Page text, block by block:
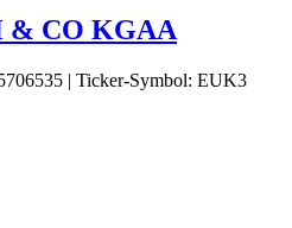
& CO KGAA
| Ticker-Symbol: EUK3